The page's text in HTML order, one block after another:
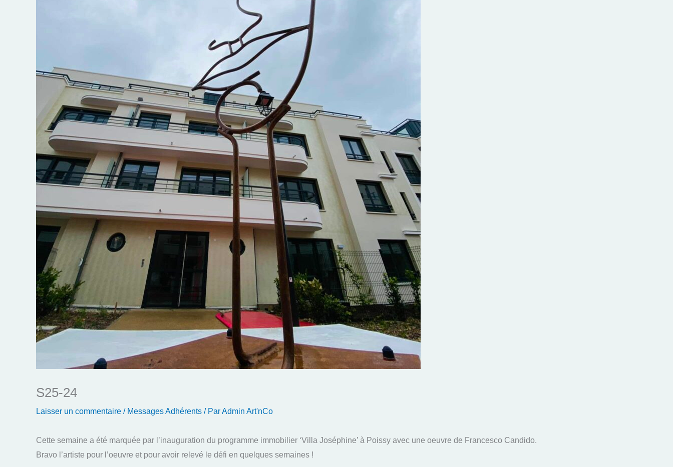
S25-24
Laisser un commentaire / Messages Adhérents / ParAdmin Art'nCo
Cette semaine a été marquée par l’inauguration du programme immobilier ‘Villa Joséphine’ à Poissy avec une oeuvre de Francesco Candido.
Bravo l’artiste pour l’oeuvre et pour avoir relevé le défi en quelques semaines !